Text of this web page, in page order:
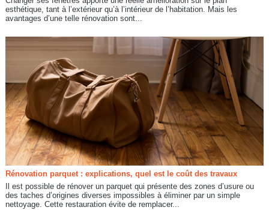
esthétique, tant à l’extérieur qu’à l’intérieur de l’habitation. Mais les
avantages d’une telle rénovation sont...
Rénovation parquet : explications, quel est le coût des travaux
Il est possible de rénover un parquet qui présente des zones d’usure ou
des taches d’origines diverses impossibles à éliminer par un simple
nettoyage. Cette restauration évite de remplacer...